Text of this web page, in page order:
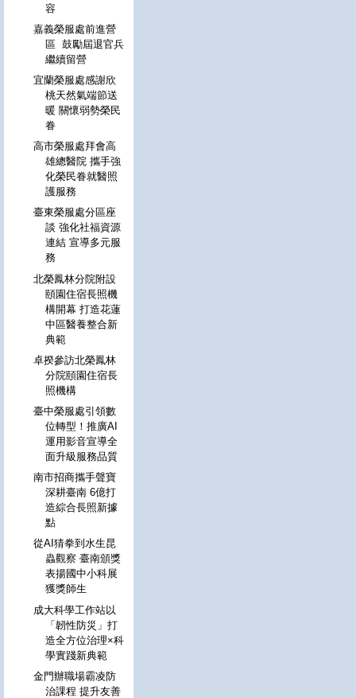
容
嘉義榮服處前進營
區 鼓勵屆退官兵
繼續留營
宜蘭榮服處感謝欣
桃天然氣端節送
暖 關懷弱勢榮民
眷
高市榮服處拜會高
雄總醫院 攜手強
化榮民眷就醫照
護服務
臺東榮服處分區座
談 強化社福資源
連結 宣導多元服
務
北榮鳳林分院附設
頤園住宿長照機
構開幕 打造花蓮
中區醫養整合新
典範
卓揆參訪北榮鳳林
分院頤園住宿長
照機構
臺中榮服處引領數
位轉型！推廣AI
運用影音宣導全
面升級服務品質
南市招商攜手聲寶
深耕臺南 6億打
造綜合長照新據
點
從AI猜拳到水生昆
蟲觀察 臺南頒獎
表揚國中小科展
獲獎師生
成大科學工作站以
「韌性防災」打
造全方位治理×科
學實踐新典範
金門辦職場霸凌防
治課程 提升友善